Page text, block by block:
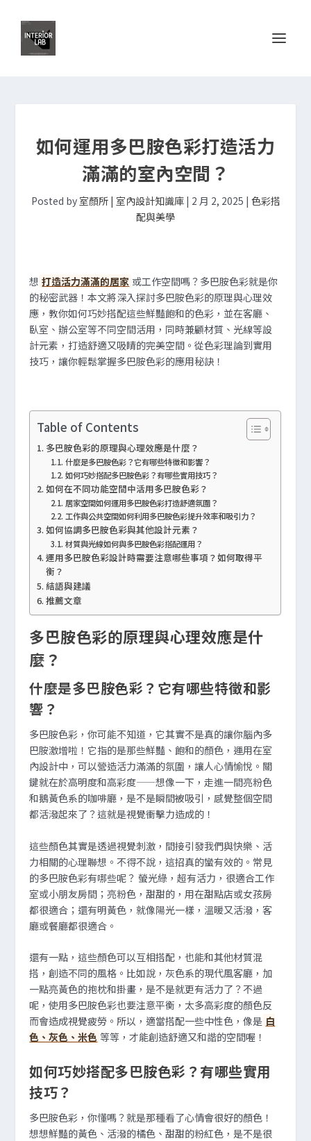
如何運用多巴胺色彩打造活力
滿滿的室內空間？
Posted by 室顏所 | 室內設計知識庫| 2 月 2, 2025 | 色彩搭
配與美學
想 打造活力滿滿的居家 或工作空間嗎？多巴胺色彩就是你
的秘密武器！本文將深入探討多巴胺色彩的原理與心理效
應，教你如何巧妙搭配這些鮮豔飽和的色彩，並在客廳、
臥室、辦公室等不同空間活用，同時兼顧材質、光線等設
計元素，打造舒適又吸睛的完美空間。從色彩理論到實用
技巧，讓你輕鬆掌握多巴胺色彩的應用秘訣！
Table of Contents
多巴胺色彩的原理與心理效應是什麼？
什麼是多巴胺色彩？它有哪些特徵和影響？
如何巧妙搭配多巴胺色彩？有哪些實用技巧？
如何在不同功能空間中活用多巴胺色彩？
居家空間如何運用多巴胺色彩打造舒適氛圍？
工作與公共空間如何利用多巴胺色彩提升效率和吸引力？
如何協調多巴胺色彩與其他設計元素？
材質與光線如何與多巴胺色彩搭配運用？
運用多巴胺色彩設計時需要注意哪些事項？如何取得平
衡？
結語與建議
推薦文章
多巴胺色彩的原理與心理效應是什
麼？
什麼是多巴胺色彩？它有哪些特徵和影
響？
多巴胺色彩，你可能不知道，它其實不是真的讓你腦內多
巴胺激增啦！它指的是那些鮮豔、飽和的顏色，運用在室
內設計中，可以營造活力滿滿的氛圍，讓人心情愉悅。關
鍵就在於高明度和高彩度——想像一下，走進一間亮粉色
和鵝黃色系的咖啡廳，是不是瞬間被吸引，感覺整個空間
都活潑起來了？這就是視覺衝擊力造成的！
這些顏色其實是透過視覺刺激，間接引發我們與快樂、活
力相關的心理聯想。不得不說，這招真的蠻有效的。常見
的多巴胺色彩有哪些呢？ 螢光綠，超有活力，很適合工作
室或小朋友房間；亮粉色，甜甜的，用在甜點店或女孩房
都很適合；還有明黃色，就像陽光一樣，溫暖又活潑，客
廳或餐廳都很適合。
還有一點，這些顏色可以互相搭配，也能和其他材質混
搭，創造不同的風格。比如說，灰色系的現代風客廳，加
一點亮黃色的抱枕和掛畫，是不是就更有活力了？不過
呢，使用多巴胺色彩也要注意平衡，太多高彩度的顏色反
而會造成視覺疲勞。所以，適當搭配一些中性色，像是 白
色、灰色、米色 等等，才能創造舒適又和諧的空間喔！
如何巧妙搭配多巴胺色彩？有哪些實用
技巧？
多巴胺色彩，你懂嗎？就是那種看了心情會很好的顏色！
想想鮮豔的黃色、活潑的橘色、甜甜的粉紅色，是不是很